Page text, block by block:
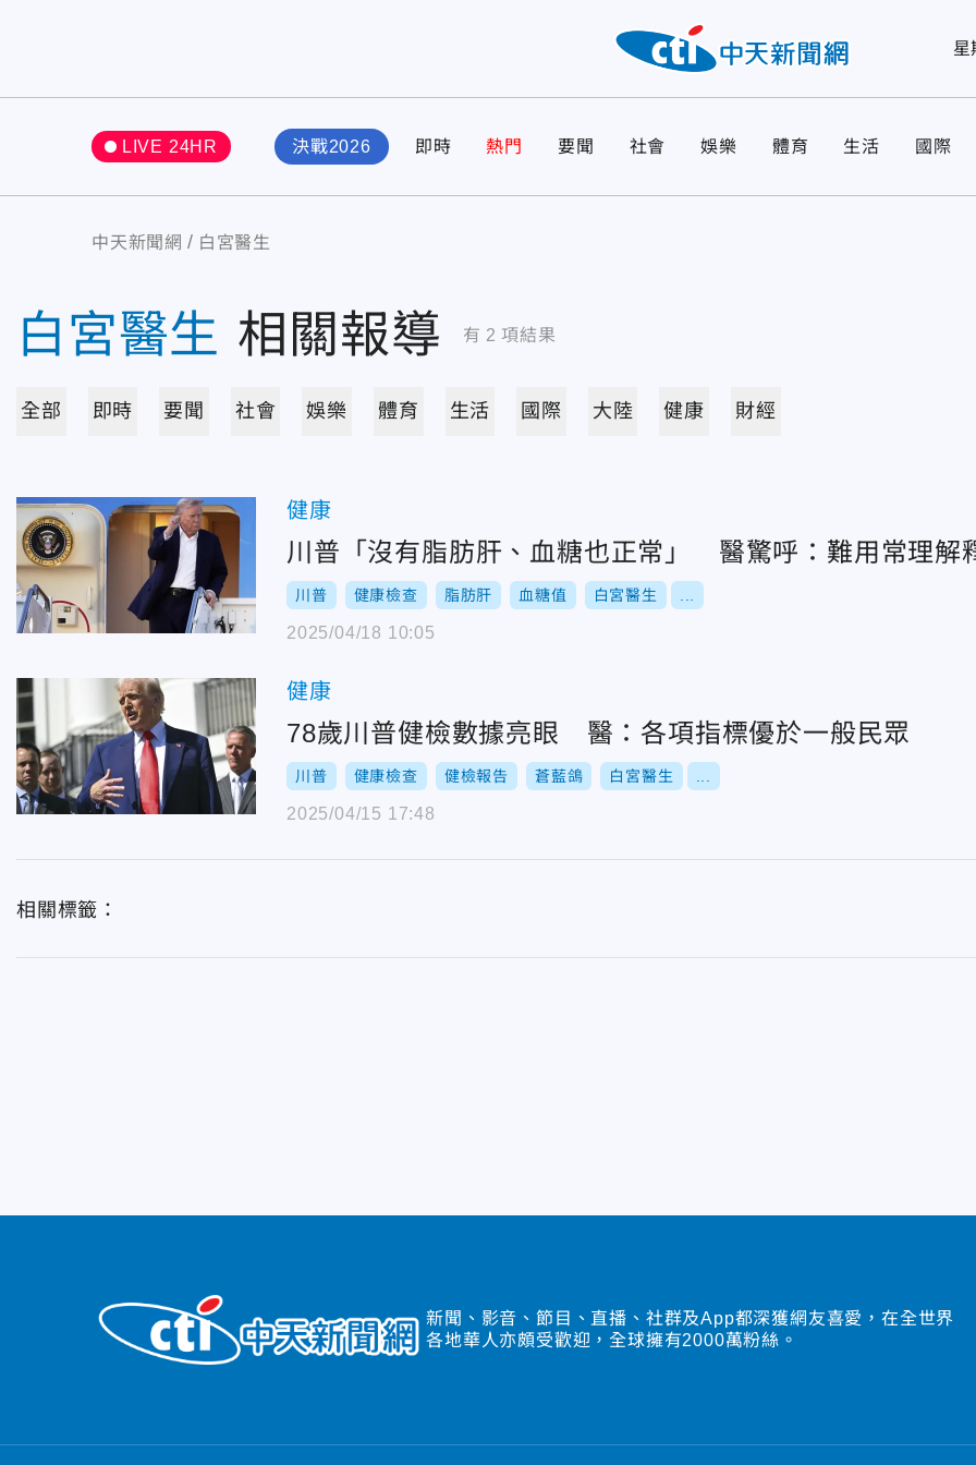
星
LIVE 24HR 決戰2026 即時 熱門 要聞 社會 娛樂 體育 生活 國際
中天新聞網 白宮醫生
白宮醫生 相關報導 有 2 項結果
全部 即時 要聞 社會 娛樂 體育 生活 國際 大陸 健康 財經
健康
川普「沒有脂肪肝、血糖也正常」 醫驚呼：難用常理解
川普 健康檢查 脂肪肝 血糖值 白宮醫生
2025/04/18 10:05
健康
78歲川普健檢數據亮眼 醫：各項指標優於一般民眾
川普 健康檢查 健檢報告 蒼藍鴿 白宮醫生
2025/04/15 17:48
相關標籤：
新聞、影音、節目、直播、社群及App都深獲網友喜愛，在全世界
各地華人亦頗受歡迎，全球擁有2000萬粉絲。